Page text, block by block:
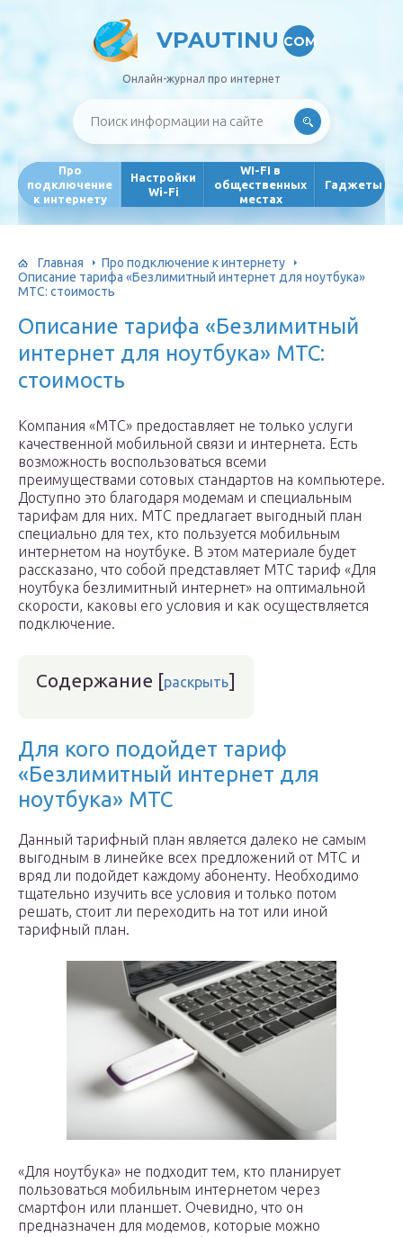
VPAUTINU COM
Онлайн-журнал про интернет
Про
подключение
к интернету
Настройки
Wi-Fi
WI-FI в
общественных
местах
Гаджеты
Главная
Про подключение к интернету
Описание тарифа «Безлимитный интернет для ноутбука»
МТС: стоимость
Описание тарифа «Безлимитный
интернет для ноутбука» МТС:
стоимость
Компания «МТС» предоставляет не только услуги
качественной мобильной связи и интернета. Есть
возможность воспользоваться всеми
преимуществами сотовых стандартов на компьютере.
Доступно это благодаря модемам и специальным
тарифам для них. МТС предлагает выгодный план
специально для тех, кто пользуется мобильным
интернетом на ноутбуке. В этом материале будет
рассказано, что собой представляет МТС тариф «Для
ноутбука безлимитный интернет» на оптимальной
скорости, каковы его условия и как осуществляется
подключение.
Содержание [раскрыть]
Для кого подойдет тариф
«Безлимитный интернет для
ноутбука» МТС
Данный тарифный план является далеко не самым
выгодным в линейке всех предложений от МТС и
вряд ли подойдет каждому абоненту. Необходимо
тщательно изучить все условия и только потом
решать, стоит ли переходить на тот или иной
тарифный план.
«Для ноутбука» не подходит тем, кто планирует
пользоваться мобильным интернетом через
смартфон или планшет. Очевидно, что он
предназначен для модемов, которые можно